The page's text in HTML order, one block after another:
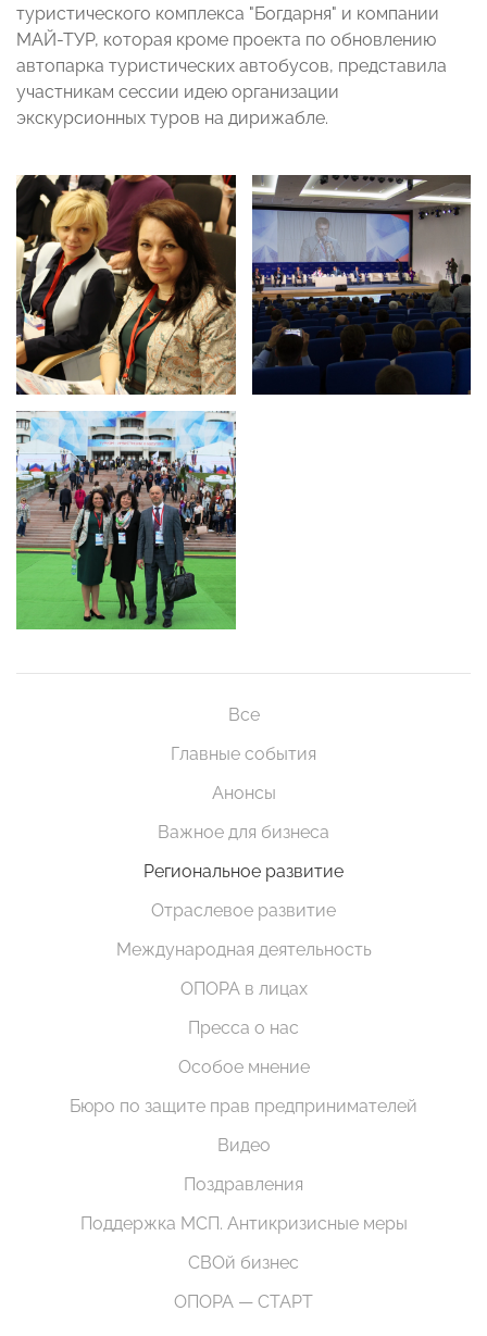
туристического комплекса "Богдарня" и компании
МАЙ-ТУР, которая кроме проекта по обновлению
автопарка туристических автобусов, представила
участникам сессии идею организации
экскурсионных туров на дирижабле.
Все
Главные события
Анонсы
Важное для бизнеса
Региональное развитие
Отраслевое развитие
Международная деятельность
ОПОРА в лицах
Пресса о нас
Особое мнение
Бюро по защите прав предпринимателей
Видео
Поздравления
Поддержка МСП. Антикризисные меры
СВОй бизнес
ОПОРА — СТАРТ